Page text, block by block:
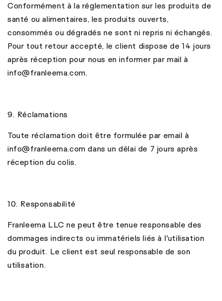
Conformément à la réglementation sur les produits de
santé ou alimentaires, les produits ouverts,
consommés ou dégradés ne sont ni repris ni échangés.
Pour tout retour accepté, le client dispose de 14 jours
après réception pour nous en informer par mail à
info@franleema.com.
9. Réclamations
Toute réclamation doit être formulée par email à
info@franleema.com dans un délai de 7 jours après
réception du colis.
10. Responsabilité
Franleema LLC ne peut être tenue responsable des
dommages indirects ou immatériels liés à l'utilisation
du produit. Le client est seul responsable de son
utilisation.